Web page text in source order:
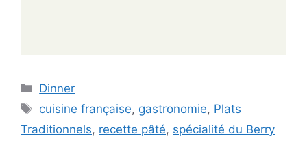
Categories
Dinner
Tags
cuisine française, gastronomie, Plats
Traditionnels, recette pâté, spécialité du Berry